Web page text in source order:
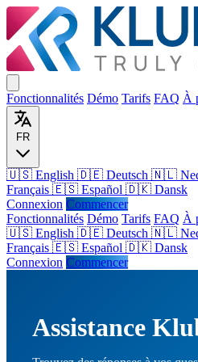
Fonctionnalités Démo Tarifs FAQ À
FR
🇺🇸 English 🇩🇪 Deutsch 🇳🇱
Français 🇪🇸 Español 🇩🇰 Dansk
Connexion Commencer
Fonctionnalités Démo Tarifs FAQ À
🇺🇸 English 🇩🇪 Deutsch 🇳🇱
Français 🇪🇸 Español 🇩🇰 Dansk
Connexion Commencer
Assistance